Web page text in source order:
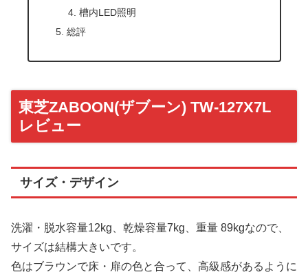
槽内LED照明
総評
東芝ZABOON(ザブーン) TW-127X7L
レビュー
サイズ・デザイン
洗濯・脱水容量12kg、乾燥容量7kg、重量 89kgなので、
サイズは結構大きいです。
色はブラウンで床・扉の色と合って、高級感があるように